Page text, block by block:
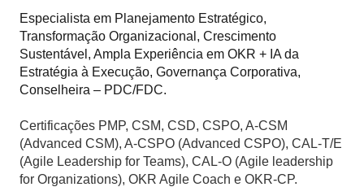
Especialista em Planejamento Estratégico,
Transformação Organizacional, Crescimento
Sustentável, Ampla Experiência em OKR + IA da
Estratégia à Execução, Governança Corporativa,
Conselheira – PDC/FDC.
Certificações PMP, CSM, CSD, CSPO, A-CSM
(Advanced CSM), A-CSPO (Advanced CSPO), CAL-T/E
(Agile Leadership for Teams), CAL-O (Agile leadership
for Organizations), OKR Agile Coach e OKR-CP.